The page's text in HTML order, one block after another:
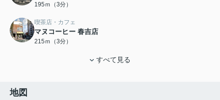
195ｍ（3分）
喫茶店・カフェ
マヌコーヒー 春吉店
215ｍ（3分）
すべて見る
地図